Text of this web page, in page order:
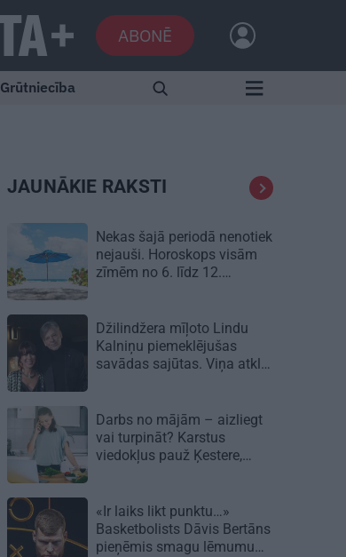
ABONĒ
Grūtniecība
JAUNĀKIE RAKSTI
Nekas šajā periodā nenotiek
nejauši. Horoskops visām
zīmēm no 6. līdz 12.
Džilindžera mīļoto Lindu
Kalniņu piemeklējušas
savādas sajūtas. Viņa atklāj
Darbs no mājām – aizliegt
vai turpināt? Karstus
viedokļus pauž Ķestere,
«Ir laiks likt punktu…»
Basketbolists Dāvis Bertāns
pieņēmis smagu lēmumu